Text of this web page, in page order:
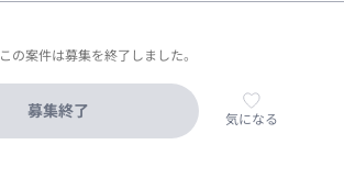
この案件は募集を終了しました。
募集終了 気になる